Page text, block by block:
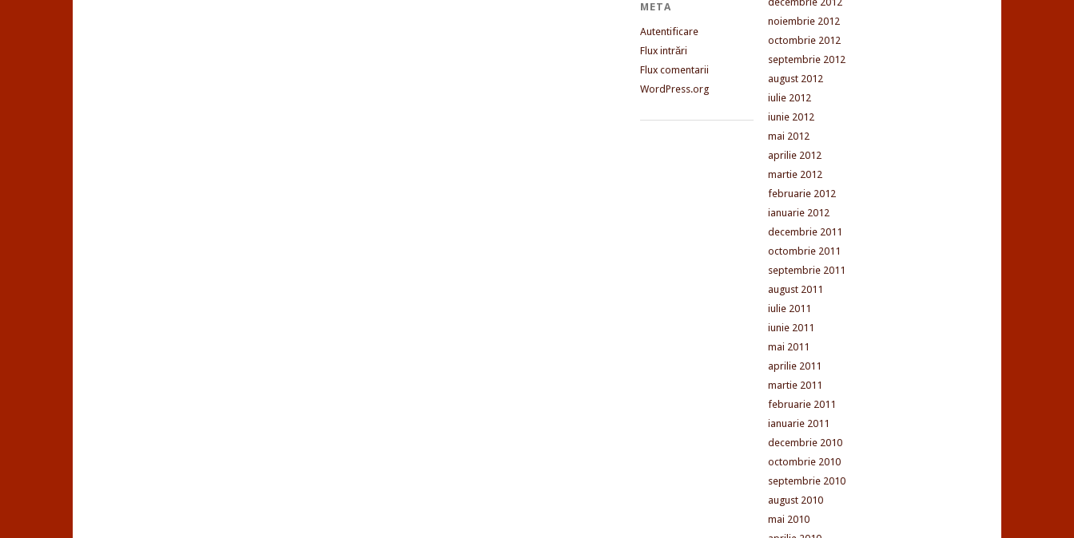
META
Autentificare
Flux intrări
Flux comentarii
WordPress.org
noiembrie 2012
octombrie 2012
septembrie 2012
august 2012
iulie 2012
iunie 2012
mai 2012
aprilie 2012
martie 2012
februarie 2012
ianuarie 2012
decembrie 2011
octombrie 2011
septembrie 2011
august 2011
iulie 2011
iunie 2011
mai 2011
aprilie 2011
martie 2011
februarie 2011
ianuarie 2011
decembrie 2010
octombrie 2010
septembrie 2010
august 2010
mai 2010